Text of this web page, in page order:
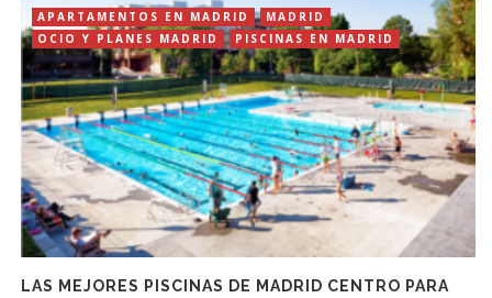
APARTAMENTOS EN MADRID
MADRID
OCIO Y PLANES MADRID
PISCINAS EN MADRID
LAS MEJORES PISCINAS DE MADRID CENTRO PARA